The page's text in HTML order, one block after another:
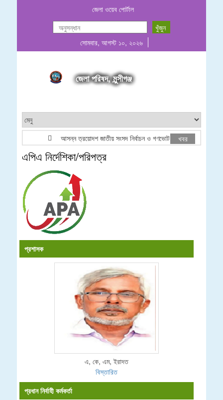
জেলা ওয়েব পোর্টাল
সোমবার, আগস্ট ১০, ২০২৬
জেলা পরিষদ, মুন্সীগঞ্জ
আসন্ন ত্রয়োদশ জাতীয় সংসদ নির্বাচন ও গণভোট উপলক্ষে লোগো ব্যবহার
খবর
এপিএ নির্দেশিকা/পরিপত্র
প্রশাসক
এ, কে, এম, ইরাদত
বিস্তারিত
প্রধান নির্বাহী কর্মকর্তা